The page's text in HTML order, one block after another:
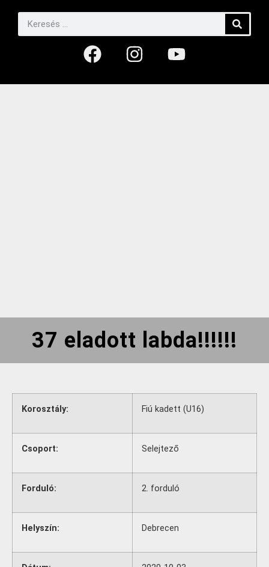
37 eladott labda!!!!!!
Korosztály: Fiú kadett (U16)
Csoport: Selejtező
Forduló: 2. forduló
Helyszín: Debrecen